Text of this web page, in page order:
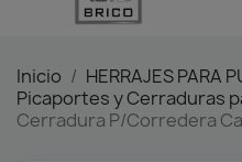
Inicio
HERRAJES PARA
Picaportes y Cerraduras
Cerradura P/Corredera